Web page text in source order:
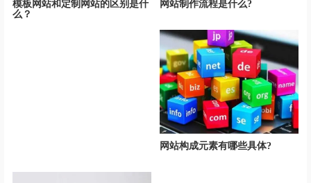
模板网站和定制网站的区别是什
么？
网站制作流程是什么?
网站构成元素有哪些具体?